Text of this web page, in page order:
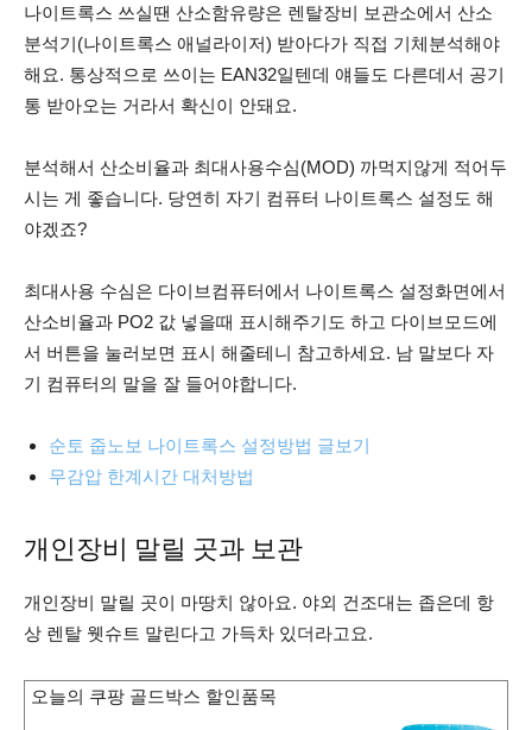
나이트록스 쓰실땐 산소함유량은 렌탈장비 보관소에서 산소
분석기(나이트록스 애널라이저) 받아다가 직접 기체분석해야
해요. 통상적으로 쓰이는 EAN32일텐데 얘들도 다른데서 공기
통 받아오는 거라서 확신이 안돼요.
분석해서 산소비율과 최대사용수심(MOD) 까먹지않게 적어두
시는 게 좋습니다. 당연히 자기 컴퓨터 나이트록스 설정도 해
야겠죠?
최대사용 수심은 다이브컴퓨터에서 나이트록스 설정화면에서
산소비율과 PO2 값 넣을때 표시해주기도 하고 다이브모드에
서 버튼을 눌러보면 표시 해줄테니 참고하세요. 남 말보다 자
기 컴퓨터의 말을 잘 들어야합니다.
순토 줍노보 나이트록스 설정방법 글보기
무감압 한계시간 대처방법
개인장비 말릴 곳과 보관
개인장비 말릴 곳이 마땅치 않아요. 야외 건조대는 좁은데 항
상 렌탈 웻슈트 말린다고 가득차 있더라고요.
오늘의 쿠팡 골드박스 할인품목